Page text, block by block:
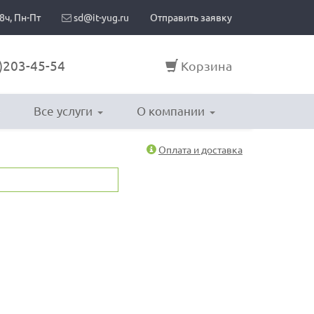
Пн-Пт sd@it-yug.ru Отправить заявку
45-54 Корзина
Все услуги О компании
Оплата и доставка